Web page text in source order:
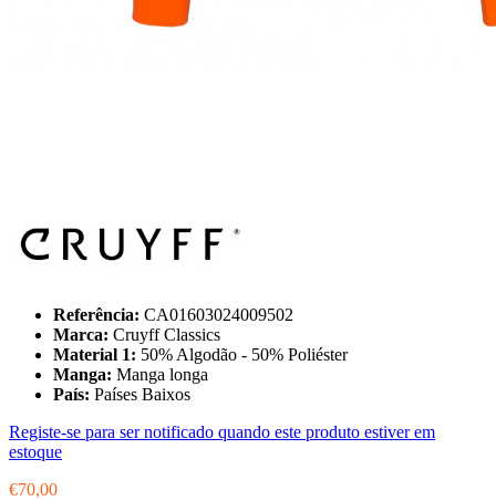
Referência: CA01603024009502
Marca: Cruyff Classics
Material 1: 50% Algodão - 50% Poliéster
Manga: Manga longa
País: Países Baixos
Registe-se para ser notificado quando este produto estiver em
estoque
€70,00